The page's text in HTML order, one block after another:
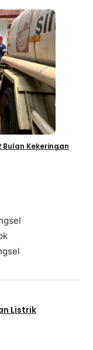
Kekeringan
Listrik